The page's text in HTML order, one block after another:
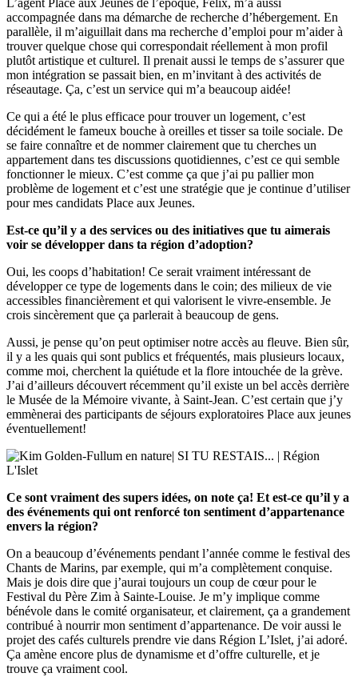
L’agent Place aux Jeunes de l’époque, Félix, m’a aussi
accompagnée dans ma démarche de recherche d’hébergement. En
parallèle, il m’aiguillait dans ma recherche d’emploi pour m’aider à
trouver quelque chose qui correspondait réellement à mon profil
plutôt artistique et culturel. Il prenait aussi le temps de s’assurer que
mon intégration se passait bien, en m’invitant à des activités de
réseautage. Ça, c’est un service qui m’a beaucoup aidée!
Ce qui a été le plus efficace pour trouver un logement, c’est
décidément le fameux bouche à oreilles et tisser sa toile sociale. De
se faire connaître et de nommer clairement que tu cherches un
appartement dans tes discussions quotidiennes, c’est ce qui semble
fonctionner le mieux. C’est comme ça que j’ai pu pallier mon
problème de logement et c’est une stratégie que je continue d’utiliser
pour mes candidats Place aux Jeunes.
Est-ce qu’il y a des services ou des initiatives que tu aimerais
voir se développer dans ta région d’adoption?
Oui, les coops d’habitation! Ce serait vraiment intéressant de
développer ce type de logements dans le coin; des milieux de vie
accessibles financièrement et qui valorisent le vivre-ensemble. Je
crois sincèrement que ça parlerait à beaucoup de gens.
Aussi, je pense qu’on peut optimiser notre accès au fleuve. Bien sûr,
il y a les quais qui sont publics et fréquentés, mais plusieurs locaux,
comme moi, cherchent la quiétude et la flore intouchée de la grève.
J’ai d’ailleurs découvert récemment qu’il existe un bel accès derrière
le Musée de la Mémoire vivante, à Saint-Jean. C’est certain que j’y
emmènerai des participants de séjours exploratoires Place aux jeunes
éventuellement!
Ce sont vraiment des supers idées, on note ça! Et est-ce qu’il y a
des événements qui ont renforcé ton sentiment d’appartenance
envers la région?
On a beaucoup d’événements pendant l’année comme le festival des
Chants de Marins, par exemple, qui m’a complètement conquise.
Mais je dois dire que j’aurai toujours un coup de cœur pour le
Festival du Père Zim à Sainte-Louise. Je m’y implique comme
bénévole dans le comité organisateur, et clairement, ça a grandement
contribué à nourrir mon sentiment d’appartenance. De voir aussi le
projet des cafés culturels prendre vie dans Région L’Islet, j’ai adoré.
Ça amène encore plus de dynamisme et d’offre culturelle, et je
trouve ça vraiment cool.